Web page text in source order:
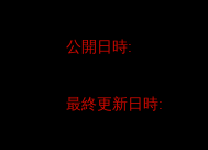
公開日時
最終更新日時